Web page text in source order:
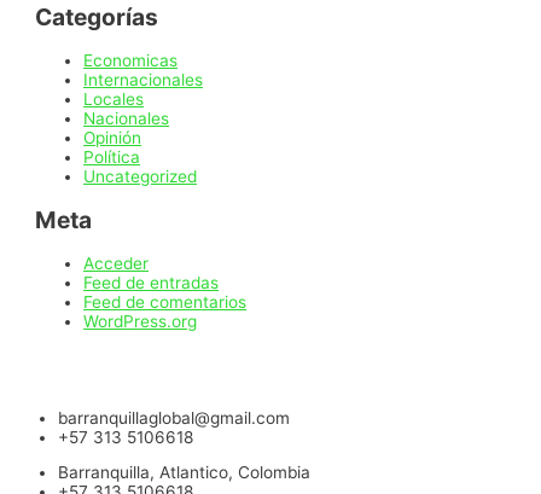
Categorías
Economicas
Internacionales
Locales
Nacionales
Opinión
Política
Uncategorized
Meta
Acceder
Feed de entradas
Feed de comentarios
WordPress.org
barranquillaglobal@gmail.com
+57 313 5106618
Barranquilla, Atlantico, Colombia